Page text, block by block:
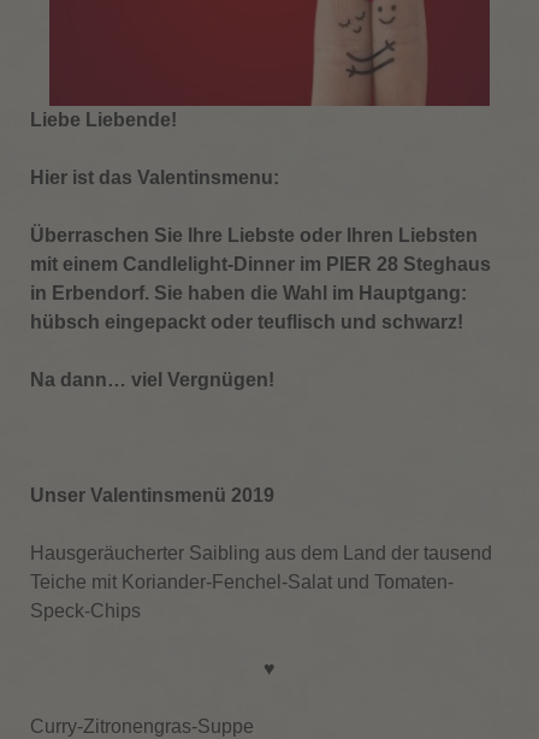
Liebe Liebende!
Hier ist das Valentinsmenu:
Überraschen Sie Ihre Liebste oder Ihren Liebsten
mit einem Candlelight-Dinner im PIER 28 Steghaus
in Erbendorf. Sie haben die Wahl im Hauptgang:
hübsch eingepackt oder teuflisch und schwarz!
Na dann… viel Vergnügen!
Unser Valentinsmenü 2019
Hausgeräucherter Saibling aus dem Land der tausend
Teiche mit Koriander-Fenchel-Salat und Tomaten-
Speck-Chips
♥
Curry-Zitronengras-Suppe